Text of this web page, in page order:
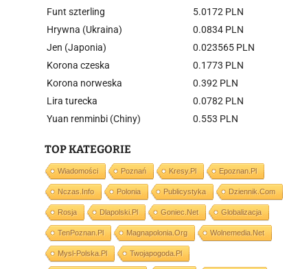
Funt szterling
5.0172 PLN
Hrywna (Ukraina)
0.0834 PLN
Jen (Japonia)
0.023565 PLN
Korona czeska
0.1773 PLN
Korona norweska
0.392 PLN
Lira turecka
0.0782 PLN
Yuan renminbi (Chiny)
0.553 PLN
TOP KATEGORIE
Wiadomości Poznań Kresy.pl Epoznan.pl
Nczas.info Polonia Publicystyka Dziennik.com
Rosja Dlapolski.pl Goniec.net Globalizacja
TenPoznan.pl Magnapolonia.org Wolnemedia.net
Mysl-Polska.pl Twojapogoda.pl